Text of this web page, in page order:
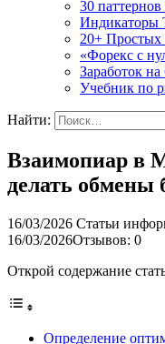
30
Индикаторы
20+
«Форекс с
Заработок
Учебник
Найти:
Взаимопиар в
делать обмены
16/03/2026 Статьи
16/03/2026Отзывов: 0
Открой содержание
Определение